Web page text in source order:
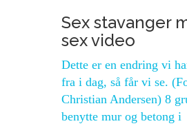
Sex stavanger
sex video
Dette er en endring vi
fra i dag, så får vi se.
Christian Andersen) 8
benytte mur og betong i